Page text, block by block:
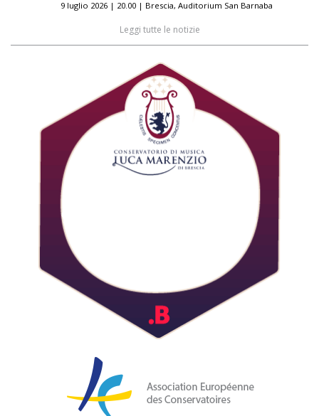
9 luglio 2026 | 20.00 | Brescia, Auditorium San Barnaba
Leggi tutte le notizie